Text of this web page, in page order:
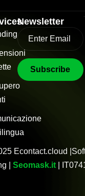
Newsletter
Econtact.cloud
| Seomask.it |